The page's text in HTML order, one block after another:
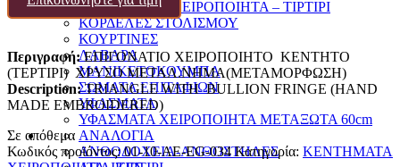
ΚΕΝΤΗΜΑΤΑ ΧΕΙΡΟΠΟΙΗΤΑ – ΤΙΡΤΙΡΙ
ΚΟΡΔΕΛΕΣ ΣΤΟΛΙΣΜΟΥ
ΚΟΥΡΤΙΝΕΣ
ΛΑΒΑΡΑ
ΜΑΝΙΚΕΤΟΚΟΥΜΠΑ
ΣΩΜΑΤΑ ΕΠΙΤΑΦΙΩΝ
ΥΦΑΣΜΑΤΑ
ΥΦΑΣΜΑΤΑ ΧΕΙΡΟΠΟΙΗΤΑ ΜΕΤΑΞΩΤΑ 60cm
ΑΝΑΛΟΓΙΑ
ΑΝΘΟΔΟΧΕΙΑ-ΑΝΘΟΣΤΗΛΕΣ
Περιγραφή:ΕΠΙΓΟΝΑΤΙΟ ΧΕΙΡΟΠΟΙΗΤΟ ΚΕΝΤHTΟ
(ΤΕΡΤΙΡΙ) ΧΡΥΣΟ ΜΕΤΑΛ.ΝΗΜΑ(ΜΕΤΑΜΟΡΦΩΣΗ)
Description:TRIANGLE WITH BULLION FRINGE (HAND
MADE EMBROIDERED)
Σε απόθεμα
Κωδικός προϊόντος:01-10-AE-EG-034 Κατηγορία: ΚΕΝΤΗΜΑΤΑ